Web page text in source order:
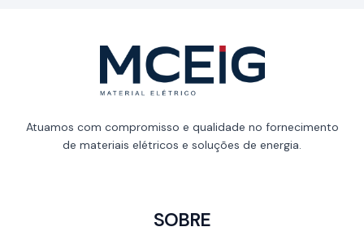
Atuamos com compromisso e qualidade no fornecimento
de materiais elétricos e soluções de energia.
SOBRE